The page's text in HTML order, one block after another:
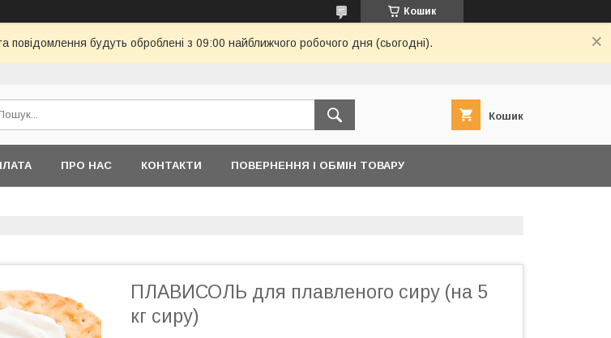
Кошик
повідомлення будуть оброблені з 09:00 найближчого робочого дня (сьогодні).
Кошик
ПРО НАС КОНТАКТИ ПОВЕРНЕННЯ І ОБМІН ТОВАРУ
ПЛАВИСОЛЬ для плавленого сиру (на 5
кг сиру)